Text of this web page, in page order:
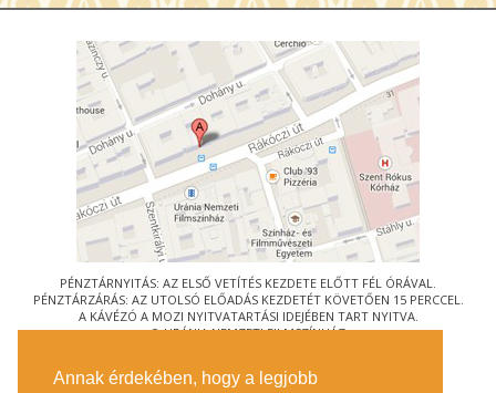
Annak érdekében, hogy a legjobb
PÉNZTÁRNYITÁS: AZ ELSŐ VETÍTÉS KEZDETE ELŐTT FÉL ÓRÁVAL.
PÉNZTÁRZÁRÁS: AZ UTOLSÓ ELŐADÁS KEZDETÉT KÖVETŐEN 15 PERCCEL.
A KÁVÉZÓ A MOZI NYITVATARTÁSI IDEJÉBEN TART NYITVA.
© URÁNIA NEMZETI FILMSZÍNHÁZ